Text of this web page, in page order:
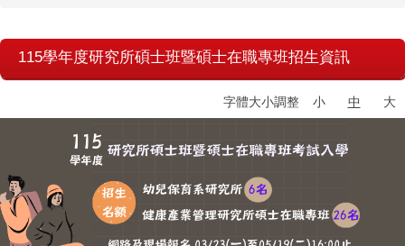
115學年度研究所碩士班暨碩士在職專班招生資訊
字體大小調整 小 中 大